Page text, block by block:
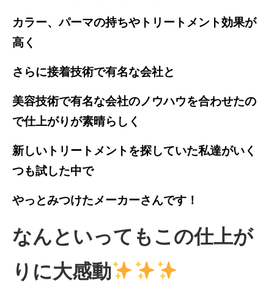
カラー、パーマの持ちやトリートメント効果が
高く
さらに接着技術で有名な会社と
美容技術で有名な会社のノウハウを合わせたの
で仕上がりが素晴らしく
新しいトリートメントを探していた私達がいく
つも試した中で
やっとみつけたメーカーさんです！
なんといってもこの仕上が
りに大感動